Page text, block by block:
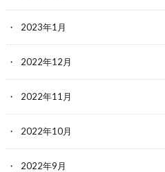
2023年1月
2022年12月
2022年11月
2022年10月
2022年9月